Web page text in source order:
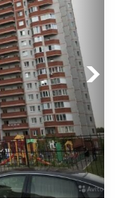
Next